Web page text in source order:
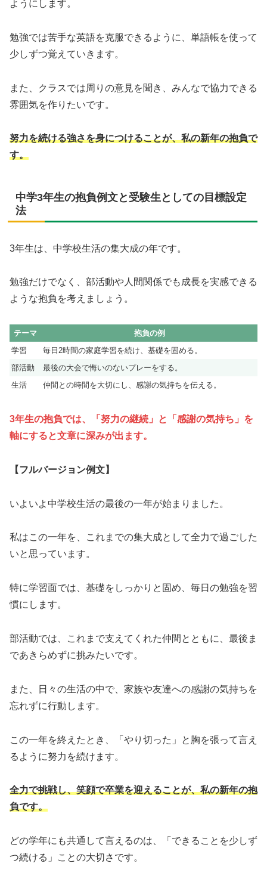
ようにします。
勉強では苦手な英語を克服できるように、単語帳を使って
少しずつ覚えていきます。
また、クラスでは周りの意見を聞き、みんなで協力できる
雰囲気を作りたいです。
努力を続ける強さを身につけることが、私の新年の抱負で
す。
中学3年生の抱負例文と受験生としての目標設定
法
3年生は、中学校生活の集大成の年です。
勉強だけでなく、部活動や人間関係でも成長を実感できる
ような抱負を考えましょう。
テーマ
抱負の例
学習
毎日2時間の家庭学習を続け、基礎を固める。
部活動
最後の大会で悔いのないプレーをする。
生活
仲間との時間を大切にし、感謝の気持ちを伝える。
3年生の抱負では、「努力の継続」と「感謝の気持ち」を
軸にすると文章に深みが出ます。
【フルバージョン例文】
いよいよ中学校生活の最後の一年が始まりました。
私はこの一年を、これまでの集大成として全力で過ごした
いと思っています。
特に学習面では、基礎をしっかりと固め、毎日の勉強を習
慣にします。
部活動では、これまで支えてくれた仲間とともに、最後ま
であきらめずに挑みたいです。
また、日々の生活の中で、家族や友達への感謝の気持ちを
忘れずに行動します。
この一年を終えたとき、「やり切った」と胸を張って言え
るように努力を続けます。
全力で挑戦し、笑顔で卒業を迎えることが、私の新年の抱
負です。
どの学年にも共通して言えるのは、「できることを少しず
つ続ける」ことの大切さです。